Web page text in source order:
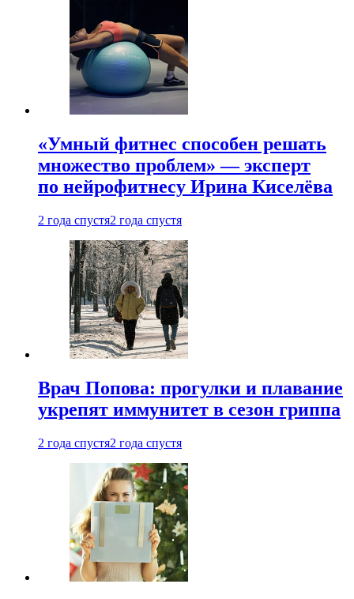
«Умный фитнес способен решать
множество проблем» — эксперт
по нейрофитнесу Ирина Киселёва
2 года спустя2 года спустя
Врач Попова: прогулки и плавание
укрепят иммунитет в сезон гриппа
2 года спустя2 года спустя